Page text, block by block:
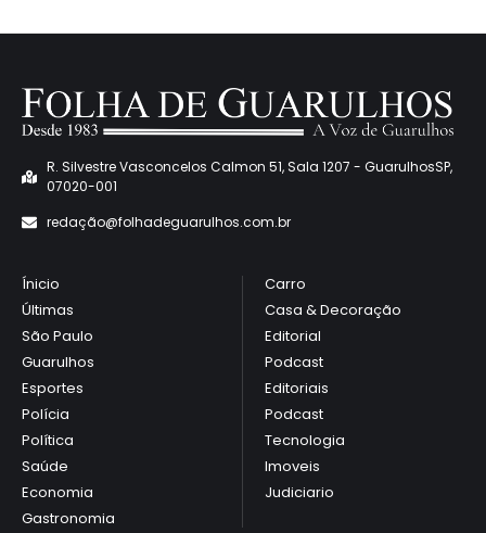
R. Silvestre Vasconcelos Calmon 51, Sala 1207 - GuarulhosSP,
07020-001
redação@folhadeguarulhos.com.br
Ínicio
Últimas
São Paulo
Guarulhos
Esportes
Polícia
Política
Saúde
Economia
Gastronomia
Carro
Casa & Decoração
Editorial
Podcast
Editoriais
Podcast
Tecnologia
Imoveis
Judiciario